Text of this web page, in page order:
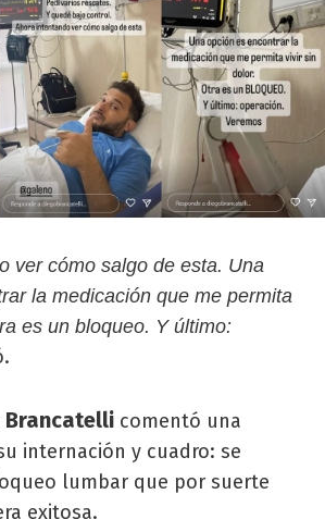
ver cómo salgo de esta. Una
la medicación que me permita
es un bloqueo. Y último:
Brancatelli comentó una
internación y cuadro: se
lumbar que por suerte
exitosa.